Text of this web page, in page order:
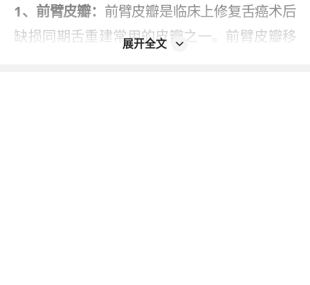
1、前臂皮瓣： 前臂皮瓣是临床上修复舌癌术后
缺损同期舌重建常用的皮瓣之一。前臂皮瓣移
展开全文